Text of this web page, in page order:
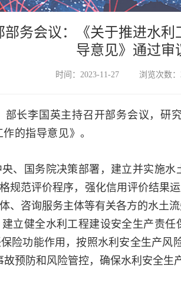
务会议：《关于推进水
导意见》通过审
时间：2023-11-27 浏览次数：
部长李国英主持召开部务会议，研
的指导意见》。
、国务院决策部署，建立并实施
规范评价程序，强化信用评价结果
、咨询服务主体等有关各方的水土流
立健全水利工程建设安全生产责任
险功能作用，按照水利安全生产风
预防和风险管控，确保水利安全生